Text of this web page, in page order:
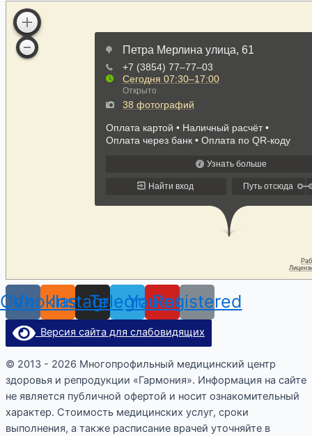
Vk
Odnoklassniki
Instagram
Telegram
Youtube
Registered
Версия сайта для слабовидящих
© 2013 - 2026 Многопрофильный медицинский центр
здоровья и репродукции «Гармония». Информация на сайте
не является публичной офертой и носит ознакомительный
характер. Стоимость медицинских услуг, сроки
выполнения, а также расписание врачей уточняйте в